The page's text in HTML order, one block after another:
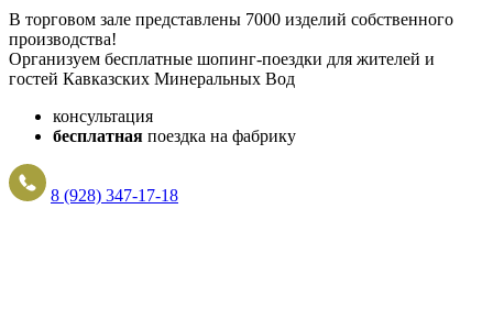
В торговом зале представлены 7000 изделий собственного
производства!
Организуем бесплатные шопинг-поездки для жителей и
гостей Кавказских Минеральных Вод
консультация
бесплатная поездка на фабрику
8 (928) 347-17-18